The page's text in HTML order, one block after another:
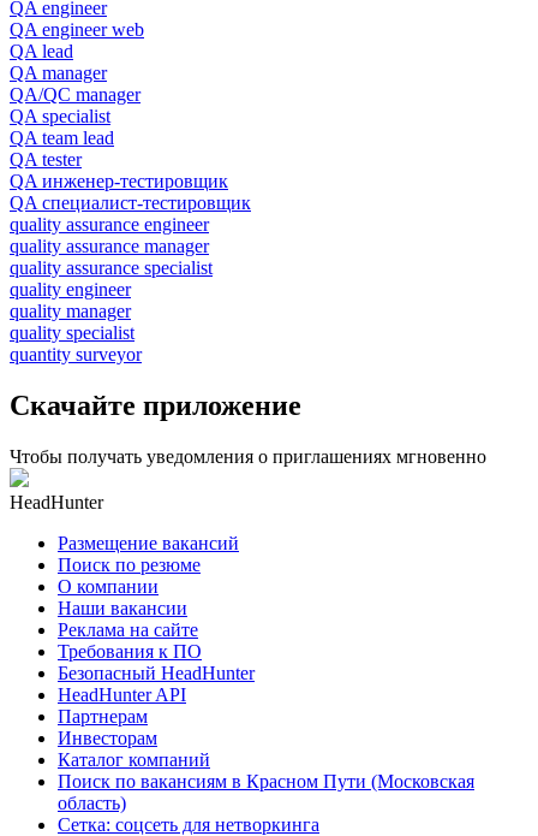
QA engineer
QA engineer web
QA lead
QA manager
QA/QC manager
QA specialist
QA team lead
QA tester
QA инженер-тестировщик
QA специалист-тестировщик
quality assurance engineer
quality assurance manager
quality assurance specialist
quality engineer
quality manager
quality specialist
quantity surveyor
Скачайте приложение
Чтобы получать уведомления о приглашениях мгновенно
HeadHunter
Размещение вакансий
Поиск по резюме
О компании
Наши вакансии
Реклама на сайте
Требования к ПО
Безопасный HeadHunter
HeadHunter API
Партнерам
Инвесторам
Каталог компаний
Поиск по вакансиям в Красном Пути (Московская
область)
Сетка: соцсеть для нетворкинга